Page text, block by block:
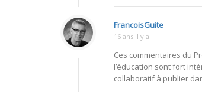
FrancoisGuite
16 ans Il y a
Ces commentaires du
l’éducation sont fort
collaboratif à publier